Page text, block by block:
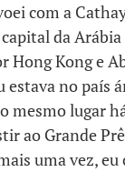
com a
da
Hong Kong e
estava no país
mesmo lugar
ao Grande
uma vez,